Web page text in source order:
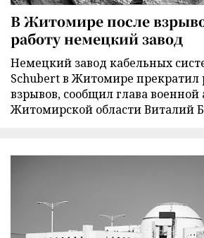
В Житомире после
работу немецкий завод
Немецкий завод кабельных
Schubert в Житомире прекратил
взрывов, сообщил глава
Житомирской области Виталий